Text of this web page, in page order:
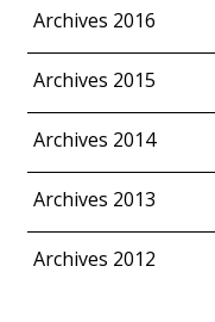
Archives 2016
Archives 2015
Archives 2014
Archives 2013
Archives 2012